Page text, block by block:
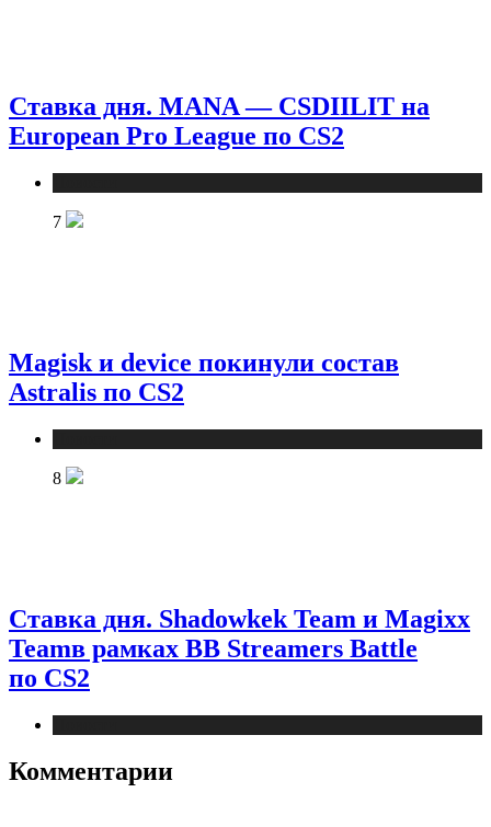
Ставка дня. MANA — CSDIILIT на
European Pro League по CS2
7
Magisk и device покинули состав
Astralis по CS2
8
Ставка дня. Shadowkek Team и Magixx
Teamв рамках BB Streamers Battle
по CS2
Комментарии